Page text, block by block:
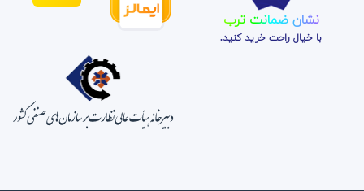
نشان ضمانت ترب
با خیال راحت خرید کنید.